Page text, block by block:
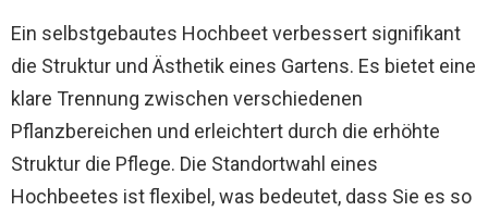
Ein selbstgebautes Hochbeet verbessert signifikant
die Struktur und Ästhetik eines Gartens. Es bietet eine
klare Trennung zwischen verschiedenen
Pflanzbereichen und erleichtert durch die erhöhte
Struktur die Pflege. Die Standortwahl eines
Hochbeetes ist flexibel, was bedeutet, dass Sie es so